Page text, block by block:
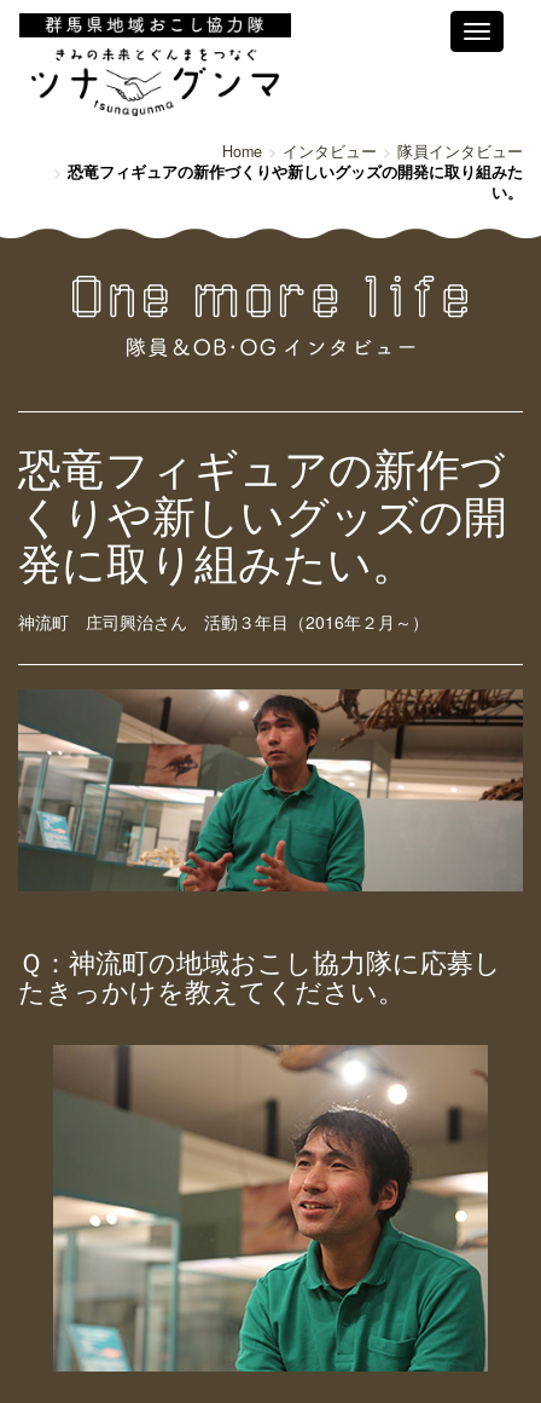
Toggle
Home インタビュー
隊員インタビュー
恐竜フィギュアの新作づくりや新しいグッズの開発に取り組みた
い。
恐竜フィギュアの新作づ
くりや新しいグッズの開
発に取り組みたい。
神流町 庄司興治さん 活動３年目（2016年２月～）
Ｑ：神流町の地域おこし協力隊に応募し
たきっかけを教えてください。